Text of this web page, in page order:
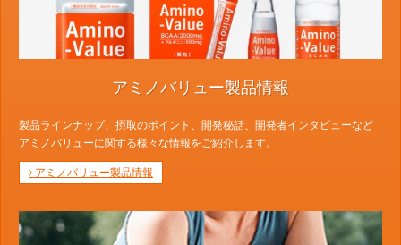
アミノバリュー製品情報
製品ラインナップ、摂取のポイント、開発秘話、開発者インタビューなど
アミノバリューに関する様々な情報をご紹介します。
アミノバリュー製品情報